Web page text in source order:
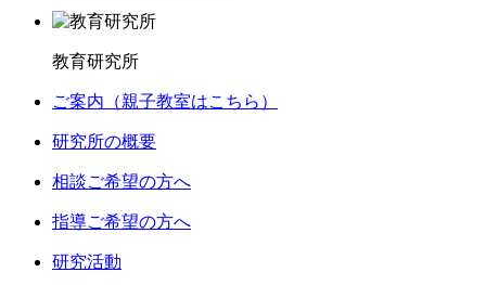
教育研究所
ご案内（親子教室はこちら）
研究所の概要
相談ご希望の方へ
指導ご希望の方へ
研究活動